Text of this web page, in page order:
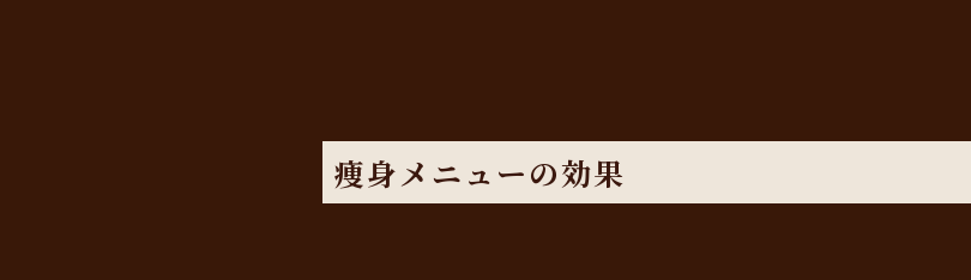
痩身メニューの効果